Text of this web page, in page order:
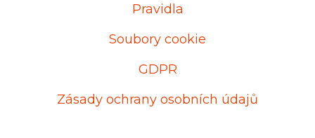
Pravidla
Soubory cookie
GDPR
Zásady ochrany osobních údajů